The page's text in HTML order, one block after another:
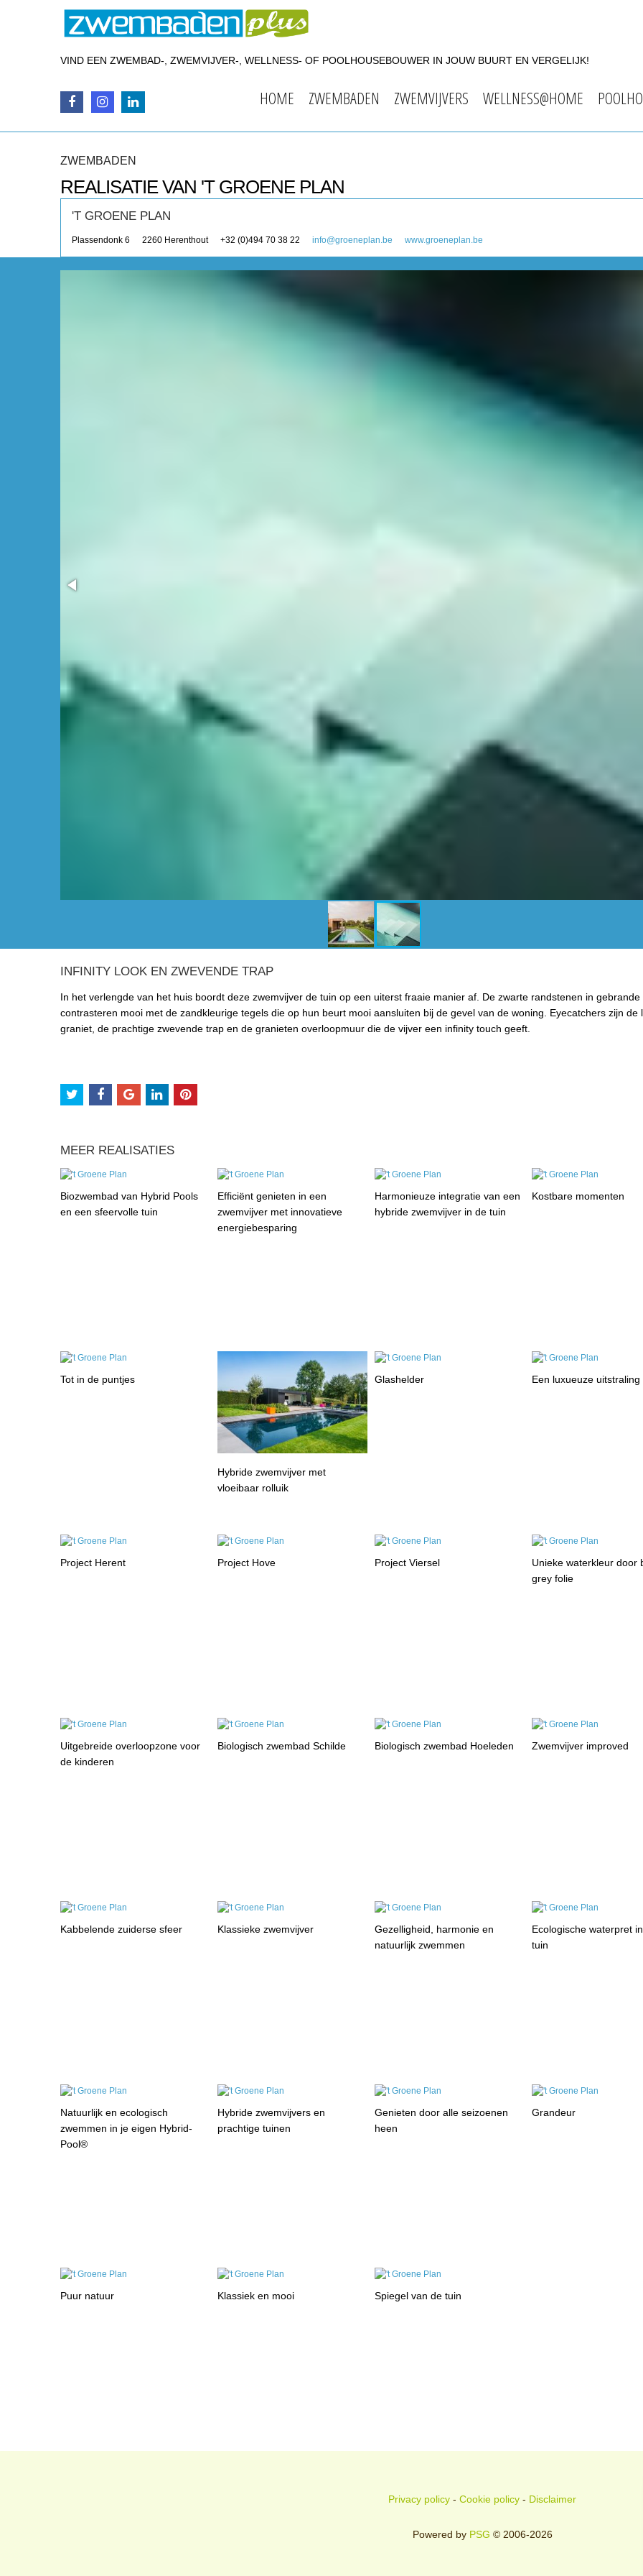
VIND EEN ZWEMBAD-, ZWEMVIJVER-, WELLNESS- OF POOLHOUSEBOUWER IN JOUW BUURT EN VERGELIJK!
HOME ZWEMBADEN ZWEMVIJVERS WELLNESS@HOME
ZWEMBADEN
REALISATIE VAN 'T GROENE PLAN
'T GROENE PLAN
Plassendonk 6 2260 Herenthout +32 (0)494 70 38 22 info@groeneplan.be www.groeneplan.be
INFINITY LOOK EN ZWEVENDE TRAP
In het verlengde van het huis boordt deze zwemvijver de tuin op een uiterst fraaie manier af. De zwarte randstenen in gebrande
contrasteren mooi met de zandkleurige tegels die op hun beurt mooi aansluiten bij de gevel van de woning. Eyecatchers zijn de
graniet, de prachtige zwevende trap en de granieten overloopmuur die de vijver een infinity touch geeft.
MEER REALISATIES
Biozwembad van Hybrid Pools
en een sfeervolle tuin
Efficiënt genieten in een
zwemvijver met innovatieve
energiebesparing
Harmonieuze integratie van een
hybride zwemvijver in de tuin
Kostbare momenten
Tot in de puntjes
Hybride zwemvijver met
vloeibaar rolluik
Glashelder Een luxueuze uitstraling
Project Herent Project Hove Project Viersel
Unieke waterkleur door
grey folie
Uitgebreide overloopzone voor
de kinderen
Biologisch zwembad Schilde Biologisch zwembad Hoeleden Zwemvijver improved
Kabbelende zuiderse sfeer Klassieke zwemvijver
Gezelligheid, harmonie en
natuurlijk zwemmen
Ecologische waterpret
tuin
Natuurlijk en ecologisch
zwemmen in je eigen Hybrid-
Pool®
Hybride zwemvijvers en
prachtige tuinen
Genieten door alle seizoenen
heen
Grandeur
Puur natuur Klassiek en mooi Spiegel van de tuin
Privacy policy - Cookie policy - Disclaimer
Powered by PSG © 2006-2026